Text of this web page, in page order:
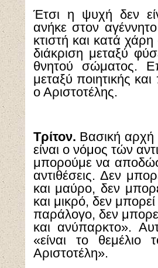
Έτσι η ψυχή δεν
ανήκε στον
κτιστή και κατά
διάκριση μεταξύ
θνητού σώματος.
μεταξύ ποιητικής
ο Αριστοτέλης.
Τρίτον. Βασική αρχή
είναι ο νόμος τών
μπορούμε να
αντιθέσεις. Δεν
και μαύρο, δεν
και μικρό, δεν
παράλογο, δεν
και ανύπαρκτο».
«είναι το θεμέλιο
Αριστοτέλη».